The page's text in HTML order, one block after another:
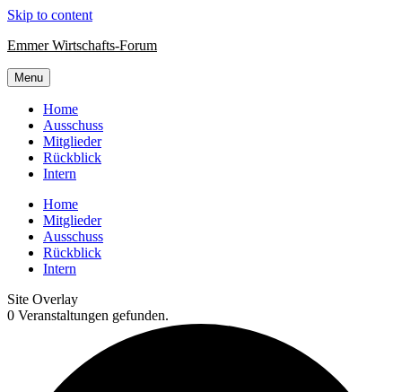
Skip to content
Emmer Wirtschafts-Forum
Menu
Home
Ausschuss
Mitglieder
Rückblick
Intern
Home
Mitglieder
Ausschuss
Rückblick
Intern
Site Overlay
0 Veranstaltungen gefunden.